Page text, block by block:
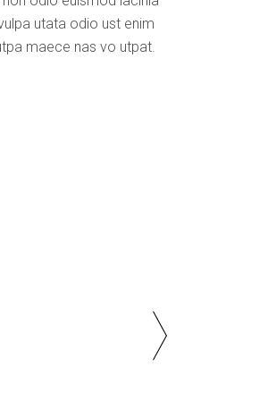
utata odio ust enim
maece nas vo utpat.